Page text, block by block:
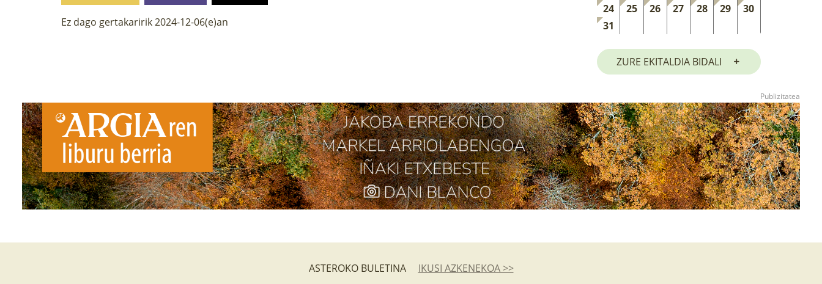
Ez dago gertakaririk 2024-12-06(e)an
24
25 26 27 28 29
30
31
ZURE EKITALDIA BIDALI
ASTEROKO BULETINA IKUSI AZKENEKOA >>